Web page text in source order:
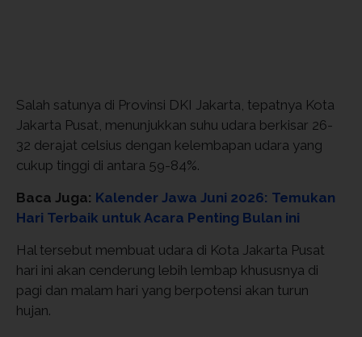
Salah satunya di Provinsi DKI Jakarta, tepatnya Kota
Jakarta Pusat, menunjukkan suhu udara berkisar 26-
32 derajat celsius dengan kelembapan udara yang
cukup tinggi di antara 59-84%.
Baca Juga: Kalender Jawa Juni 2026: Temukan
Hari Terbaik untuk Acara Penting Bulan ini
Hal tersebut membuat udara di Kota Jakarta Pusat
hari ini akan cenderung lebih lembap khususnya di
pagi dan malam hari yang berpotensi akan turun
hujan.